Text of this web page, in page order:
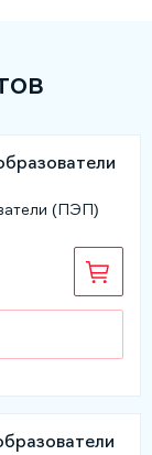
(ПЭП)